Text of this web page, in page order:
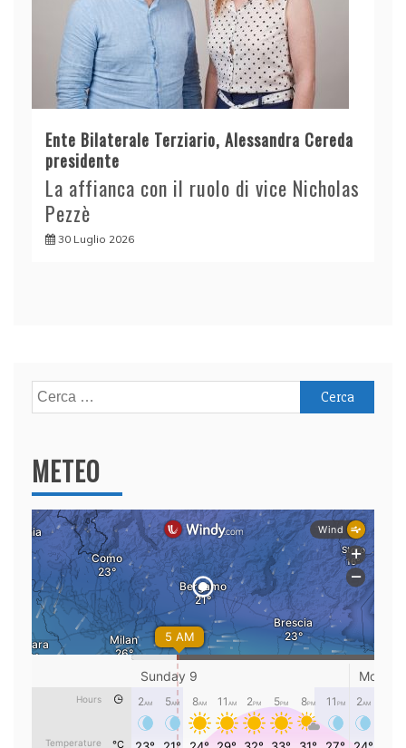
Ente Bilaterale Terziario, Alessandra Cereda
presidente
La affianca con il ruolo di vice Nicholas
Pezzè
30 Luglio 2026
Ricerca
per:
METEO